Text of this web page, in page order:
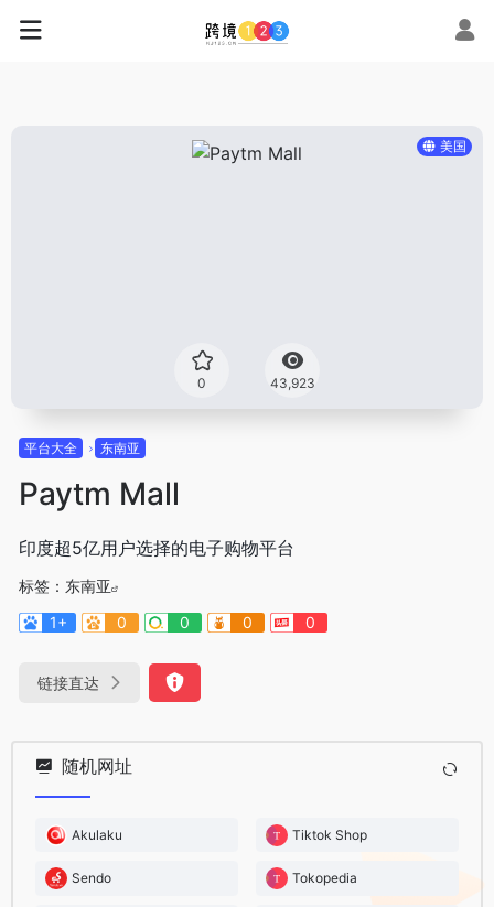
美国
0 43,923
平台大全 东南亚
Paytm Mall
印度超5亿用户选择的电子购物平台
标签： 东南亚
1+
0 0 0 0
链接直达
随机网址
Akulaku Tiktok Shop
Sendo Tokopedia